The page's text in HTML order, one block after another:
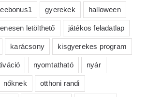
gyerekek halloween
letölthető játékos feladatlap
karácsony kisgyerekes program
nyomtatható nyár
nőknek otthoni randi